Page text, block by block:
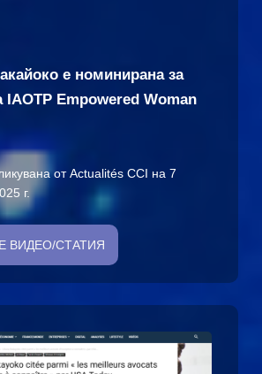
е номинирана за
IAOTP Empowered Woman
от Actualités CCI на 7
г.
ВИДЕО/СТАТИЯ